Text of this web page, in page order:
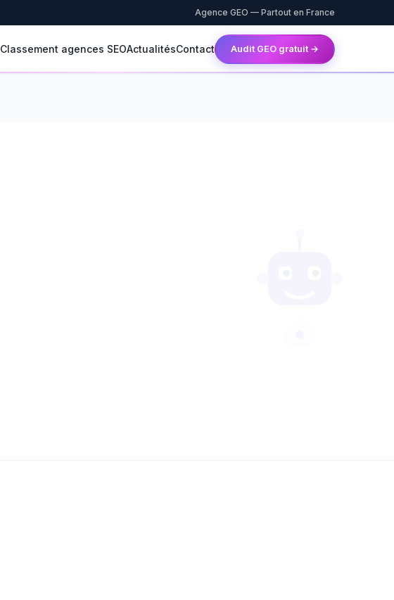
Agence GEO — Partout en France
Classement agences SEOActualitésContact Audit GEO gratuit →